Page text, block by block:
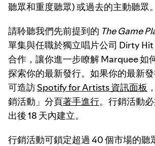
聽眾和重度聽眾) 或過去的主動聽眾。
請聆聽我們先前提到的 The Game
單集與任職於獨立唱片公司 Dirty Hit
合作，讓你進一步瞭解 Marquee 如
探索你的最新發行。如果你的最新
可造訪Spotify for Artists 資訊面板
銷活動」分頁著手進行。行銷活動
出後 18 天內建立。
行銷活動可鎖定超過 40 個市場的聽